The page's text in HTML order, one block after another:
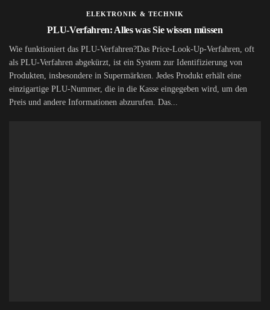
ELEKTRONIK & TECHNIK
PLU-Verfahren: Alles was Sie wissen müssen
Wie funktioniert das PLU-Verfahren?Das Price-Look-Up-Verfahren, oft
als PLU-Verfahren abgekürzt, ist ein System zur Identifizierung von
Produkten, insbesondere in Supermärkten. Jedes Produkt erhält eine
einzigartige PLU-Nummer, die in die Kasse eingegeben wird, um den
Preis und andere Informationen abzurufen. Das...